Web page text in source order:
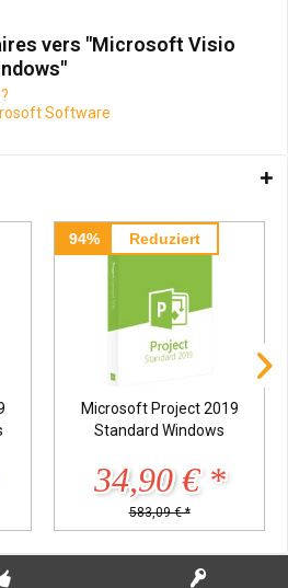
vers "Microsoft Visio
Software
94% Reduziert
Microsoft Project 2019
Standard Windows
34,90 € *
583,09 € *